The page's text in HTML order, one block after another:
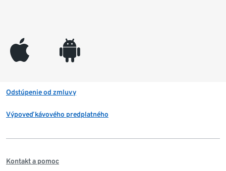
appleinc android
Odstúpenie od zmluvy
Výpoveď kávového predplatného
Kontakt a pomoc